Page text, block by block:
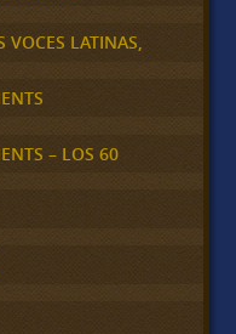
LATINAS,
– LOS 60